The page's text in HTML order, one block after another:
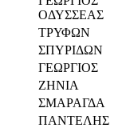
ΟΔΥΣΣΕΑΣ
ΤΡΥΦΩΝ
ΣΠΥΡΙΔΩΝ
ΓΕΩΡΓΙΟΣ
ΖΗΝΙΑ
ΣΜΑΡΑΓΔΑ
ΠΑΝΤΕΛΗΣ